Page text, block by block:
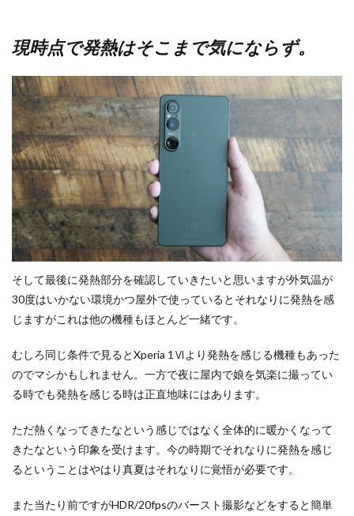
現時点で発熱はそこまで気にならず。
そして最後に発熱部分を確認していきたいと思いますが外気温が
30度はいかない環境かつ屋外で使っているとそれなりに発熱を感
じますがこれは他の機種もほとんど一緒です。
むしろ同じ条件で見るとXperia 1Ⅵより発熱を感じる機種もあった
のでマシかもしれません。一方で夜に屋内で娘を気楽に撮ってい
る時でも発熱を感じる時は正直地味にはあります。
ただ熱くなってきたなという感じではなく全体的に暖かくなって
きたなという印象を受けます。今の時期でそれなりに発熱を感じ
るということはやはり真夏はそれなりに覚悟が必要です。
また当たり前ですがHDR/20fpsのバースト撮影などをすると簡単